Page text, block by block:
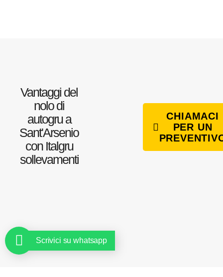
Vantaggi del
nolo di
autogru a
Sant'Arsenio
con Italgru
sollevamenti
CHIAMACI
PER UN
Scrivici su whatsapp